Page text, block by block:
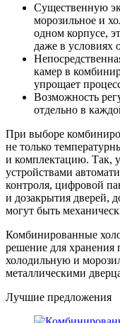
Существенную
морозильное и
одном корпусе,
даже в условиях
камер в
упрощает
Возможность
отдельно в
При выборе
не только
и комплектацию. Так,
устройствами
контроля, цифровой
и дозакрытия дверей,
могут быть
Комбинированные
решение для хранения
холодильную и
металлическими
Лучшие предложения